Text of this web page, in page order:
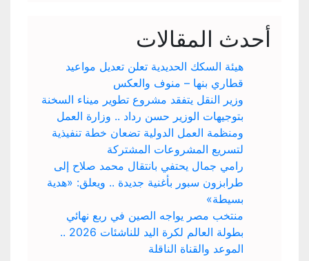
أحدث المقالات
هيئة السكك الحديدية تعلن تعديل مواعيد
قطاري بنها – منوف والعكس
وزير النقل يتفقد مشروع تطوير ميناء السخنة
بتوجيهات الوزير حسن رداد .. وزارة العمل
ومنظمة العمل الدولية تضعان خطة تنفيذية
لتسريع المشروعات المشتركة
رامي جمال يحتفي بانتقال محمد صلاح إلى
طرابزون سبور بأغنية جديدة .. ويعلق: «هدية
بسيطة»
منتخب مصر يواجه الصين في ربع نهائي
بطولة العالم لكرة اليد للناشئات 2026 ..
الموعد والقناة الناقلة